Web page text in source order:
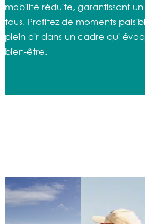
mobilité réduite, garantissant
tous. Profitez de moments
plein air dans un cadre qui
bien-être.